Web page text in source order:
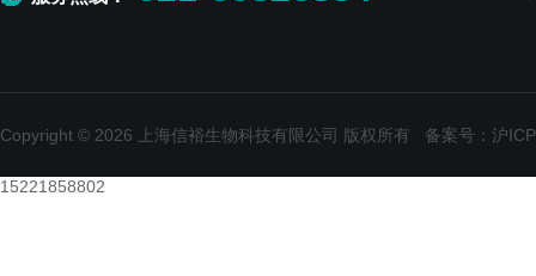
Copyright © 2026 上海信裕生物科技有限公司 版权所有 备案号：沪
15221858802